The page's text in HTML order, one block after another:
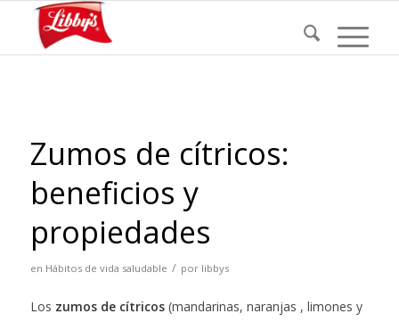
Zumos de cítricos:
beneficios y
propiedades
en Hábitos de vida saludable / por libbys
Los zumos de cítricos(mandarinas, naranjas , limones y